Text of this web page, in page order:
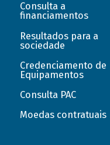
Consulta a
financiamentos
Resultados para a
sociedade
Credenciamento de
Equipamentos
Consulta PAC
Moedas contratuais